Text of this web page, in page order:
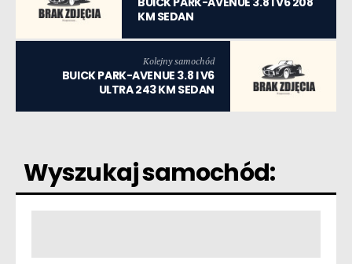
KM SEDAN
Kolejny samochód
BUICK PARK-AVENUE 3.8 I V6
ULTRA 243 KM SEDAN
Wyszukaj samochód: